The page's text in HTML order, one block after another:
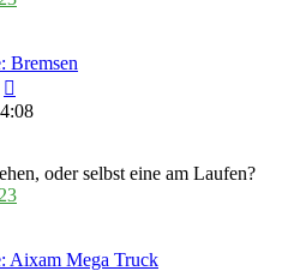
Bremsen
Beitrag
oder selbst eine am Laufen?
Aixam Mega Truck